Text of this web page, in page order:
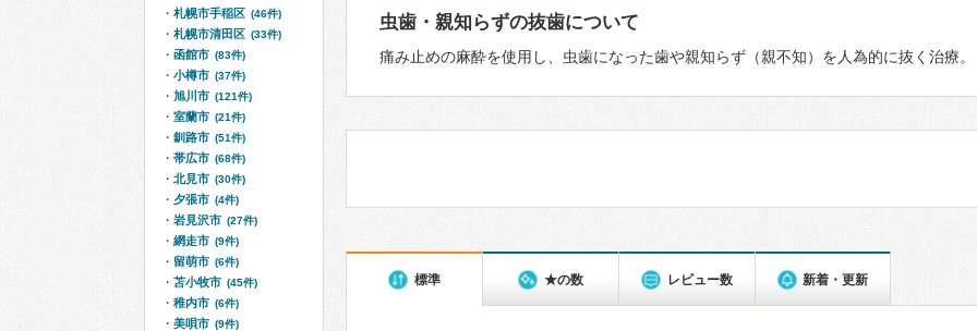
虫歯・親知らずの抜歯について
痛み止めの麻酔を使用し、虫歯になった歯や親知らず（親不知）を人為的に抜く治療。
標準 ★の数 レビュー数 新着・更新
札幌市手稲区 (46件)
札幌市清田区 (33件)
函館市 (83件)
小樽市 (37件)
旭川市 (121件)
室蘭市 (21件)
釧路市 (51件)
帯広市 (68件)
北見市 (30件)
夕張市 (4件)
岩見沢市 (27件)
網走市 (9件)
留萌市 (6件)
苫小牧市 (45件)
稚内市 (6件)
美唄市 (9件)